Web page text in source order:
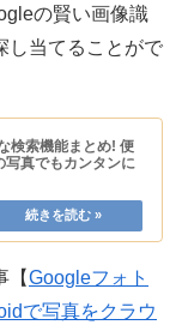
の賢い画像識
し当てることがで
検索機能まとめ! 便
真でもカンタンに
【Googleフォト
で写真をクラウ